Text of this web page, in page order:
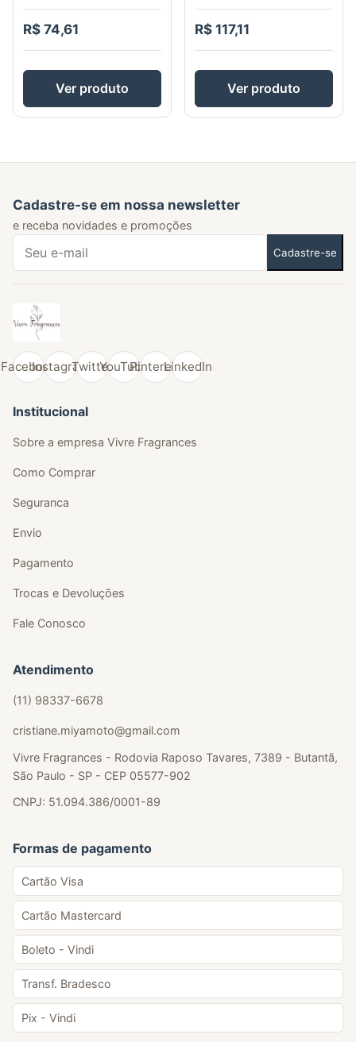
R$ 74,61
Ver produto
R$ 117,11
Ver produto
Cadastre-se em nossa newsletter
e receba novidades e promoções
Cadastre-se
FacebookInstagramTwitterYouTubePinterestLinkedIn
Institucional
Sobre a empresa Vivre Fragrances
Como Comprar
Seguranca
Envio
Pagamento
Trocas e Devoluções
Fale Conosco
Atendimento
(11) 98337-6678
cristiane.miyamoto@gmail.com
Vivre Fragrances - Rodovia Raposo Tavares, 7389 - Butantã,
São Paulo - SP - CEP 05577-902
CNPJ: 51.094.386/0001-89
Formas de pagamento
Cartão Visa
Cartão Mastercard
Boleto - Vindi
Transf. Bradesco
Pix - Vindi